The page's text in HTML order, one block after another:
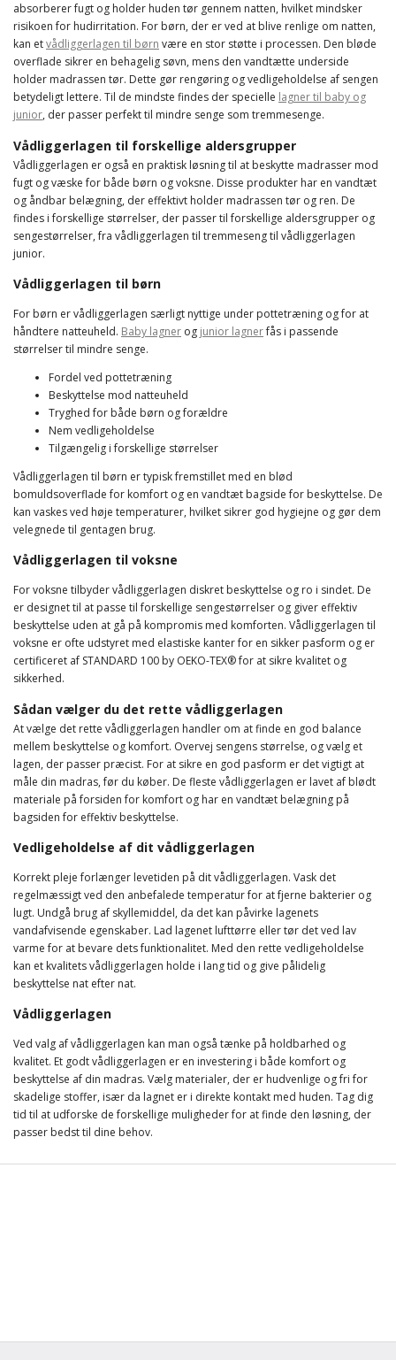
absorberer fugt og holder huden tør gennem natten, hvilket mindsker
risikoen for hudirritation. For børn, der er ved at blive renlige om natten,
kan etvådliggerlagen til børn være en stor støtte i processen. Den bløde
overflade sikrer en behagelig søvn, mens den vandtætte underside
holder madrassen tør. Dette gør rengøring og vedligeholdelse af sengen
betydeligt lettere. Til de mindste findes der specielle lagner til baby og
junior, der passer perfekt til mindre senge som tremmesenge.
Vådliggerlagen til forskellige aldersgrupper
Vådliggerlagen er også en praktisk løsning til at beskytte madrasser mod
fugt og væske for både børn og voksne. Disse produkter har en vandtæt
og åndbar belægning, der effektivt holder madrassen tør og ren. De
findes i forskellige størrelser, der passer til forskellige aldersgrupper og
sengestørrelser, fra vådliggerlagen til tremmeseng til vådliggerlagen
junior.
Vådliggerlagen til børn
For børn er vådliggerlagen særligt nyttige under pottetræning og for at
håndtere natteuheld. Baby lagner og junior lagnerfås i passende
størrelser til mindre senge.
Fordel ved pottetræning
Beskyttelse mod natteuheld
Tryghed for både børn og forældre
Nem vedligeholdelse
Tilgængelig i forskellige størrelser
Vådliggerlagen til børn er typisk fremstillet med en blød
bomuldsoverflade for komfort og en vandtæt bagside for beskyttelse. De
kan vaskes ved høje temperaturer, hvilket sikrer god hygiejne og gør dem
velegnede til gentagen brug.
Vådliggerlagen til voksne
For voksne tilbyder vådliggerlagen diskret beskyttelse og ro i sindet. De
er designet til at passe til forskellige sengestørrelser og giver effektiv
beskyttelse uden at gå på kompromis med komforten. Vådliggerlagen til
voksne er ofte udstyret med elastiske kanter for en sikker pasform og er
certificeret af STANDARD 100 by OEKO-TEX® for at sikre kvalitet og
sikkerhed.
Sådan vælger du det rette vådliggerlagen
At vælge det rette vådliggerlagen handler om at finde en god balance
mellem beskyttelse og komfort. Overvej sengens størrelse, og vælg et
lagen, der passer præcist. For at sikre en god pasform er det vigtigt at
måle din madras, før du køber. De fleste vådliggerlagen er lavet af blødt
materiale på forsiden for komfort og har en vandtæt belægning på
bagsiden for effektiv beskyttelse.
Vedligeholdelse af dit vådliggerlagen
Korrekt pleje forlænger levetiden på dit vådliggerlagen. Vask det
regelmæssigt ved den anbefalede temperatur for at fjerne bakterier og
lugt. Undgå brug af skyllemiddel, da det kan påvirke lagenets
vandafvisende egenskaber. Lad lagenet lufttørre eller tør det ved lav
varme for at bevare dets funktionalitet. Med den rette vedligeholdelse
kan et kvalitets vådliggerlagen holde i lang tid og give pålidelig
beskyttelse nat efter nat.
Vådliggerlagen
Ved valg af vådliggerlagen kan man også tænke på holdbarhed og
kvalitet. Et godt vådliggerlagen er en investering i både komfort og
beskyttelse af din madras. Vælg materialer, der er hudvenlige og fri for
skadelige stoffer, især da lagnet er i direkte kontakt med huden. Tag dig
tid til at udforske de forskellige muligheder for at finde den løsning, der
passer bedst til dine behov.